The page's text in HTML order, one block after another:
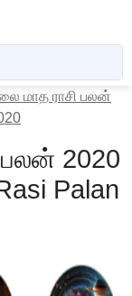
மாத ராசி பலன்
2020
Palan